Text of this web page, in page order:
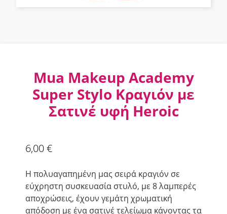
Mua Makeup Academy
Super Stylo Κραγιόν με
Σατινέ υφή Heroic
6,00€
Η πολυαγαπημένη μας σειρά κραγιόν σε
εύχρηστη συσκευασία στυλό, με 8 λαμπερές
αποχρώσεις, έχουν γεμάτη χρωματική
απόδοση με ένα σατινέ τελείωμα κάνοντας τα